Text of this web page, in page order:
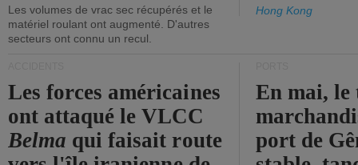
Les volumes de vrac sec récupérés et le
matériel roulant ont augmenté. D'autres
secteurs ont connu un recul.
Hong Kong
Les forces américaines
ont attaqué le VLCC
Belma qui faisait route
En mai, le
port de